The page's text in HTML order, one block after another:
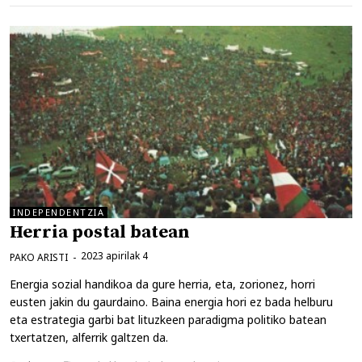
INDEPENDENTZIA
Herria postal batean
2023 apirilak 4
PAKO ARISTI
Energia sozial handikoa da gure herria, eta, zorionez, horri
eusten jakin du gaurdaino. Baina energia hori ez bada helburu
eta estrategia garbi bat lituzkeen paradigma politiko batean
txertatzen, alferrik galtzen da.